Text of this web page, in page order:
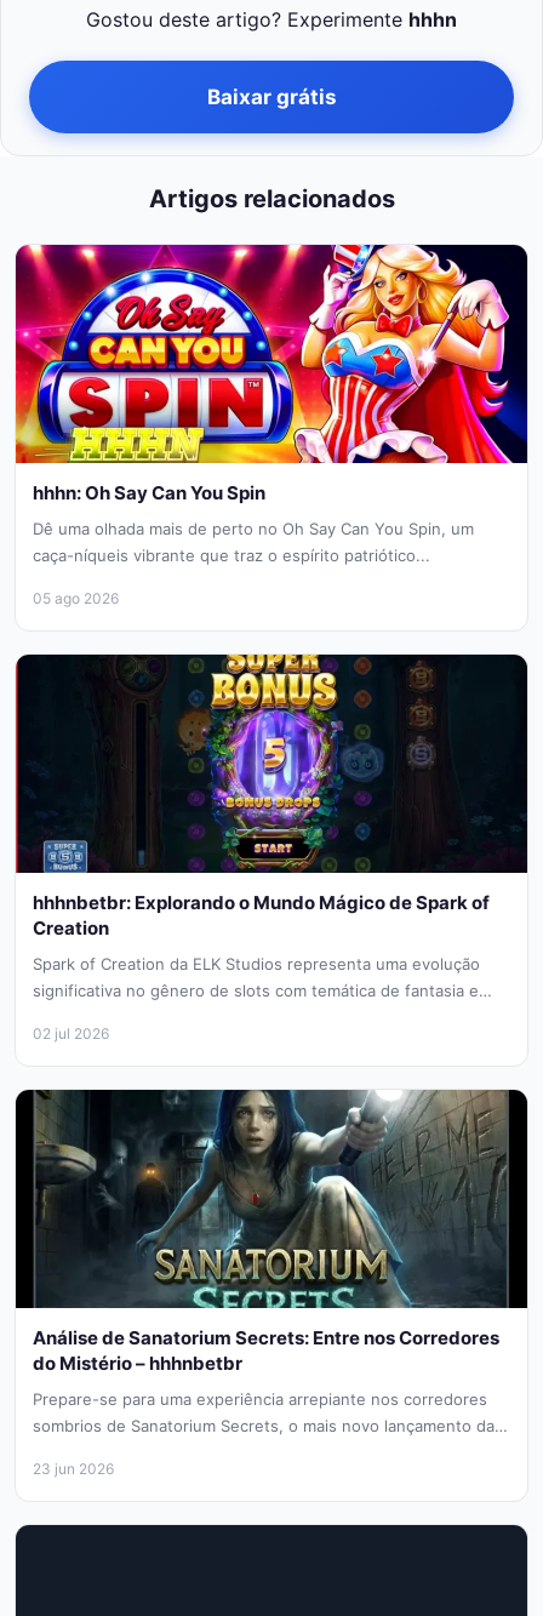
Gostou deste artigo? Experimente hhhn
Baixar grátis
Artigos relacionados
hhhn: Oh Say Can You Spin
Dê uma olhada mais de perto no Oh Say Can You Spin, um
caça-níqueis vibrante que traz o espírito patriótico...
05 ago 2026
hhhnbetbr: Explorando o Mundo Mágico de Spark of
Creation
Spark of Creation da ELK Studios representa uma evolução
significativa no gênero de slots com temática de fantasia e
02 jul 2026
Análise de Sanatorium Secrets: Entre nos Corredores
do Mistério – hhhnbetbr
Prepare-se para uma experiência arrepiante nos corredores
sombrios de Sanatorium Secrets, o mais novo lançamento da
23 jun 2026